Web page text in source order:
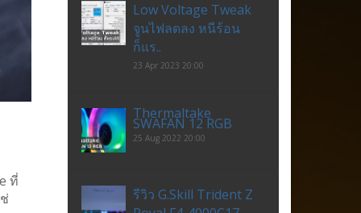
ที่
Low Voltage Tweak
จูนไฟลดลง หนีร้อน
ก็แร..
23 Apr 2023 20:00
Thermaltake
SWAFAN 12 RGB
25 Aug 2022 20:00
รีวิว G.Skill Trident Z